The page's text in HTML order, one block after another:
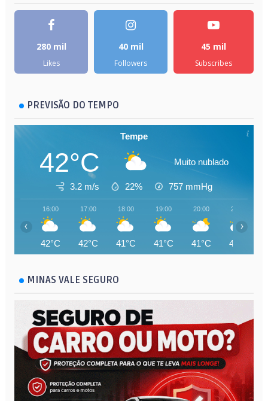
280 mil
Likes
40 mil
Followers
45 mil
Subscribes
PREVISÃO DO TEMPO
Tempe
42°C Muito nublado
3.2 m/s 22% 757 mmHg
16:00
42°C
17:00
42°C
18:00
41°C
19:00
41°C
20:00
41°C
21:00
40°C
‹ ›
MINAS VALE SEGURO